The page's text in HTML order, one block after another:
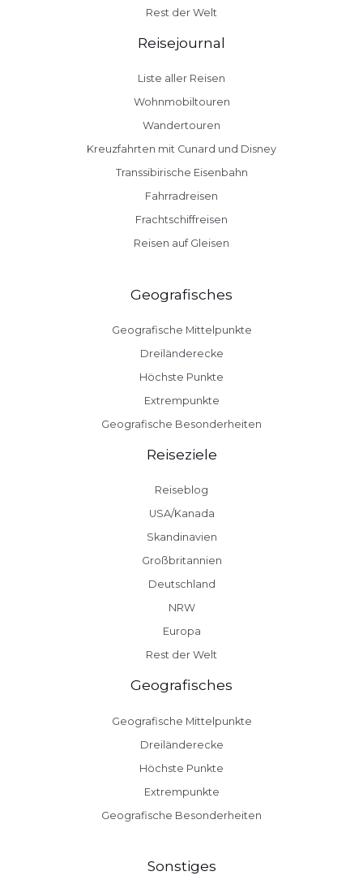
Rest der Welt
Reisejournal
Liste aller Reisen
Wohnmobiltouren
Wandertouren
Kreuzfahrten mit Cunard und Disney
Transsibirische Eisenbahn
Fahrradreisen
Frachtschiffreisen
Reisen auf Gleisen
Geografisches
Geografische Mittelpunkte
Dreiländerecke
Höchste Punkte
Extrempunkte
Geografische Besonderheiten
Reiseziele
Reiseblog
USA/Kanada
Skandinavien
Großbritannien
Deutschland
NRW
Europa
Rest der Welt
Geografisches
Geografische Mittelpunkte
Dreiländerecke
Höchste Punkte
Extrempunkte
Geografische Besonderheiten
Sonstiges